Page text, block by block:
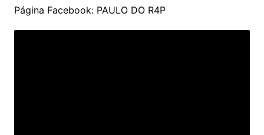
Página Facebook: PAULO DO R4P